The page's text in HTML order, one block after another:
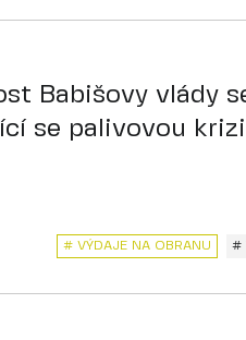
Babišovy vlády
se palivovou krizi
# VÝDAJE NA OBRANU #